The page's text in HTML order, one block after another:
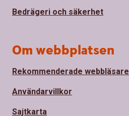
Bedrägeri och säkerhet
Om webbplatsen
Rekommenderade webbläsare
Användarvillkor
Sajtkarta